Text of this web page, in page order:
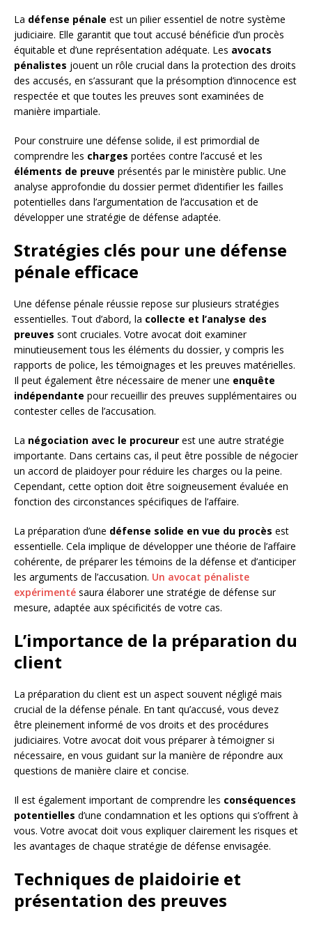
La défense pénale est un pilier essentiel de notre système
judiciaire. Elle garantit que tout accusé bénéficie d’un procès
équitable et d’une représentation adéquate. Les avocats
pénalistes jouent un rôle crucial dans la protection des droits
des accusés, en s’assurant que la présomption d’innocence est
respectée et que toutes les preuves sont examinées de
manière impartiale.
Pour construire une défense solide, il est primordial de
comprendre les charges portées contre l’accusé et les
éléments de preuve présentés par le ministère public. Une
analyse approfondie du dossier permet d’identifier les failles
potentielles dans l’argumentation de l’accusation et de
développer une stratégie de défense adaptée.
Stratégies clés pour une défense
pénale efficace
Une défense pénale réussie repose sur plusieurs stratégies
essentielles. Tout d’abord, la collecte et l’analyse des
preuves sont cruciales. Votre avocat doit examiner
minutieusement tous les éléments du dossier, y compris les
rapports de police, les témoignages et les preuves matérielles.
Il peut également être nécessaire de mener une enquête
indépendante pour recueillir des preuves supplémentaires ou
contester celles de l’accusation.
La négociation avec le procureur est une autre stratégie
importante. Dans certains cas, il peut être possible de négocier
un accord de plaidoyer pour réduire les charges ou la peine.
Cependant, cette option doit être soigneusement évaluée en
fonction des circonstances spécifiques de l’affaire.
La préparation d’une défense solide en vue du procès est
essentielle. Cela implique de développer une théorie de l’affaire
cohérente, de préparer les témoins de la défense et d’anticiper
les arguments de l’accusation. Un avocat pénaliste
expérimenté saura élaborer une stratégie de défense sur
mesure, adaptée aux spécificités de votre cas.
L’importance de la préparation du
client
La préparation du client est un aspect souvent négligé mais
crucial de la défense pénale. En tant qu’accusé, vous devez
être pleinement informé de vos droits et des procédures
judiciaires. Votre avocat doit vous préparer à témoigner si
nécessaire, en vous guidant sur la manière de répondre aux
questions de manière claire et concise.
Il est également important de comprendre les conséquences
potentielles d’une condamnation et les options qui s’offrent à
vous. Votre avocat doit vous expliquer clairement les risques et
les avantages de chaque stratégie de défense envisagée.
Techniques de plaidoirie et
présentation des preuves